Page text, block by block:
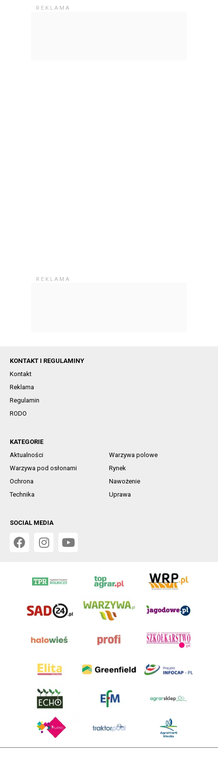
KONTAKT I REGULAMINY
Kontakt
Reklama
Regulamin
RODO
KATEGORIE
Aktualności
Warzywa polowe
Warzywa pod osłonami
Rynek
Ochrona
Nawożenie
Technika
Uprawa
SOCIAL MEDIA